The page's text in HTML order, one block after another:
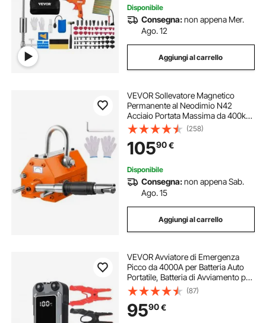
Disponibile
Consegna:non appena Mer.
Ago. 12
Aggiungi al carrello
VEVOR Sollevatore Magnetico
Permanente al Neodimio N42
Acciaio Portata Massima da 400kg
Dimensioni Base 156x91x98 mm,
Sollevatore a Magneti Permanenti
Fattore di Sicurezza 2,5 Forza di
Trazione 1000kg
(258)
10590€
Disponibile
Consegna:non appena Sab.
Ago. 15
Aggiungi al carrello
VEVOR Avviatore di Emergenza
Picco da 4000A per Batteria Auto
Portatile, Batteria di Avviamento per
Auto 12V con Torcia a 3 Modi Cavo
di Avviamento per Motori Corrente
da 700A Potenza Uscita 18W
(87)
9590€